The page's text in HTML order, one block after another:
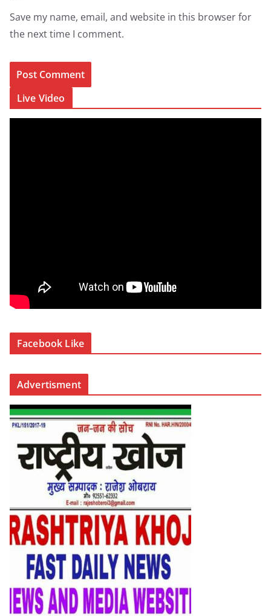
Save my name, email, and website in this browser for
the next time I comment.
Live Video
Facebook Like
Advertisment